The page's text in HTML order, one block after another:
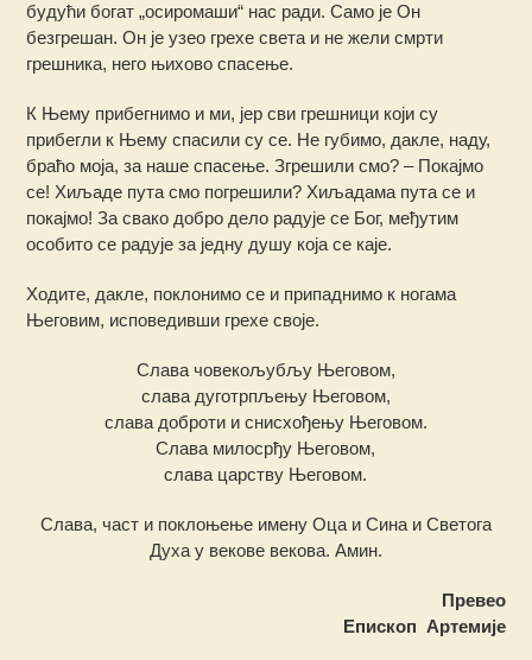
будући богат „осиромаши“ нас ради. Само је Он
безгрешан. Он је узео грехе света и не жели смрти
грешника, него њихово спасење.
К Њему прибегнимо и ми, јер сви грешници који су
прибегли к Њему спасили су се. Не губимо, дакле, наду,
браћо моја, за наше спасење. Згрешили смо? – Покајмо
се! Хиљаде пута смо погрешили? Хиљадама пута се и
покајмо! За свако добро дело радује се Бог, међутим
особито се радује за једну душу која се каје.
Ходите, дакле, поклонимо се и припаднимо к ногама
Његовим, исповедивши грехе своје.
Слава човекољубљу Његовом,
слава дуготрпљењу Његовом,
слава доброти и снисхођењу Његовом.
Слава милосрђу Његовом,
слава царству Његовом.
Слава, част и поклоњење имену Оца и Сина и Светога
Духа у векове векова. Амин.
Превео
Епископ Артемије